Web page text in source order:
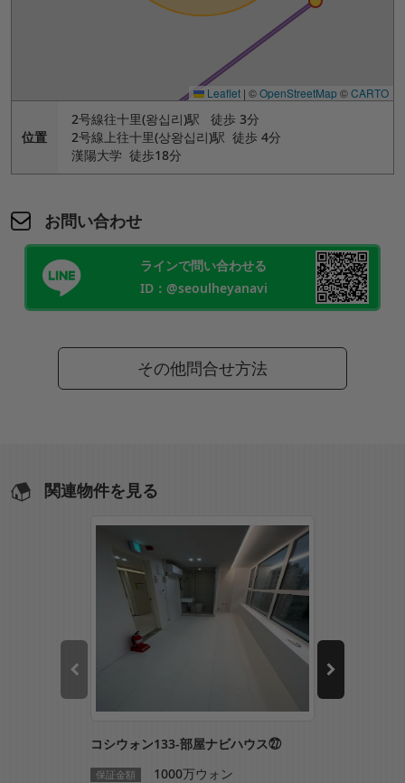
Leaflet | ©OpenStreetMap©CARTO
位置
2号線往十里(왕십리)駅 徒歩 3分
2号線上往十里(상왕십리)駅 徒歩 4分
漢陽大学 徒歩18分
お問い合わせ
ラインで問い合わせる
ID：@seoulheyanavi
その他問合せ方法
関連物件を見る
コシウォン133-部屋ナビハウス㉗
保証金額 1000万ウォン